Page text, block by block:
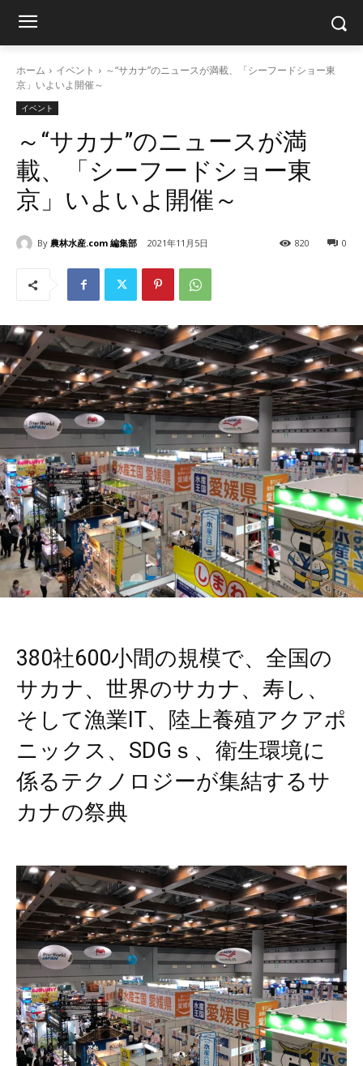
ホーム イベント
～“サカナ”のニュースが満載、「シーフードショー東
京」いよいよ開催～
イベント
～“サカナ”のニュースが満
載、「シーフードショー東
京」いよいよ開催～
By 農林水産.com 編集部 2021年11月5日 0
820
380社600小間の規模で、全国の
サカナ、世界のサカナ、寿し、
そして漁業IT、陸上養殖アクアポ
ニックス、SDGｓ、衛生環境に
係るテクノロジーが集結するサ
カナの祭典